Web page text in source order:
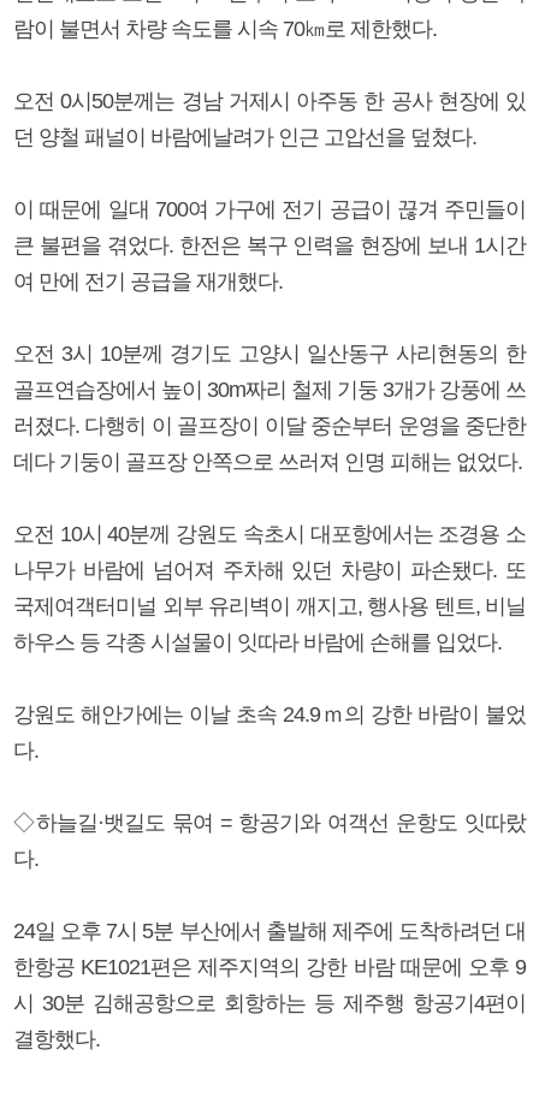
람이 불면서 차량 속도를 시속 70㎞로 제한했다.
오전 0시50분께는 경남 거제시 아주동 한 공사 현장에 있
던 양철 패널이 바람에날려가 인근 고압선을 덮쳤다.
이 때문에 일대 700여 가구에 전기 공급이 끊겨 주민들이
큰 불편을 겪었다. 한전은 복구 인력을 현장에 보내 1시간
여 만에 전기 공급을 재개했다.
오전 3시 10분께 경기도 고양시 일산동구 사리현동의 한
골프연습장에서 높이 30m짜리 철제 기둥 3개가 강풍에 쓰
러졌다. 다행히 이 골프장이 이달 중순부터 운영을 중단한
데다 기둥이 골프장 안쪽으로 쓰러져 인명 피해는 없었다.
오전 10시 40분께 강원도 속초시 대포항에서는 조경용 소
나무가 바람에 넘어져 주차해 있던 차량이 파손됐다. 또
국제여객터미널 외부 유리벽이 깨지고, 행사용 텐트, 비닐
하우스 등 각종 시설물이 잇따라 바람에 손해를 입었다.
강원도 해안가에는 이날 초속 24.9ｍ의 강한 바람이 불었
다.
◇하늘길·뱃길도 묶여 = 항공기와 여객선 운항도 잇따랐
다.
24일 오후 7시 5분 부산에서 출발해 제주에 도착하려던 대
한항공 KE1021편은 제주지역의 강한 바람 때문에 오후 9
시 30분 김해공항으로 회항하는 등 제주행 항공기4편이
결항했다.